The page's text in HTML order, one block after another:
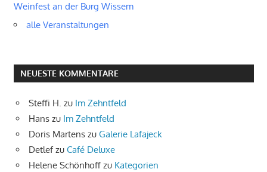
Weinfest an der Burg Wissem
alle Veranstaltungen
NEUESTE KOMMENTARE
Steffi H. zu Im Zehntfeld
Hans zu Im Zehntfeld
Doris Martens zu Galerie Lafajeck
Detlefzu Café Deluxe
Helene Schönhoff zu Kategorien